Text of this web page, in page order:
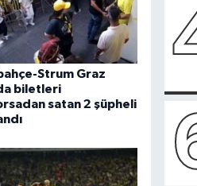
Strum Graz
biletleri
satan 2 şüpheli